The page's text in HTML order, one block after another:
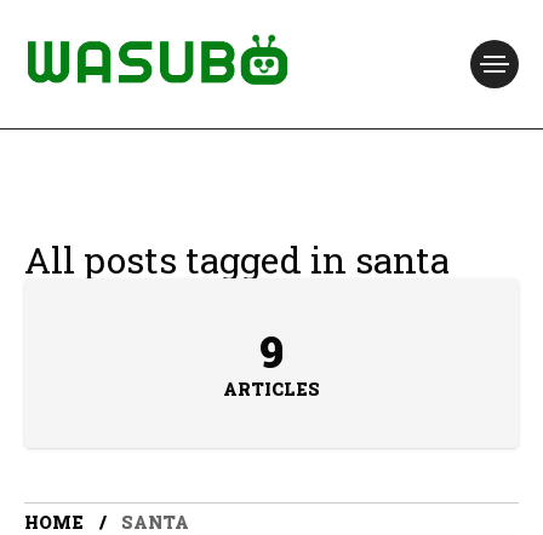
All posts tagged in santa
9
ARTICLES
HOME SANTA